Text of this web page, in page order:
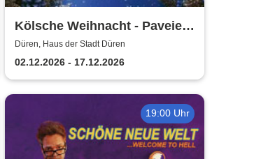
Kölsche Weihnacht - Paveier
& Freunde 2026
Düren, Haus der Stadt Düren
02.12.2026 - 17.12.2026
19:00 Uhr